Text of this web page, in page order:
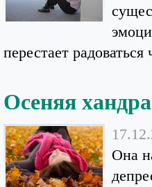
перестает радоваться
Осеняя
Она